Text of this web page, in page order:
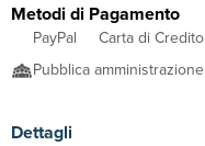
Metodi di Pagamento
PayPal Carta di Credito
Pubblica amministrazione
Dettagli